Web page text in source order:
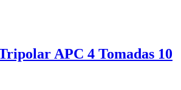
APC 4 Tomadas 10